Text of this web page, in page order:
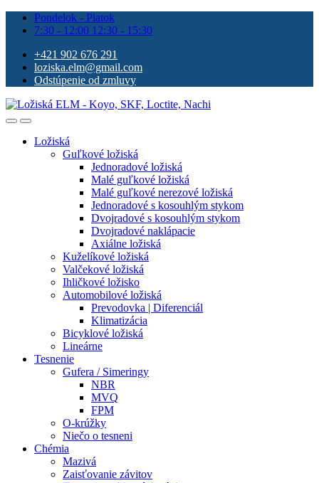
Pondelok - Piatok
7:30 - 12:00 12:30 - 15:30
+421 902 676 291
loziska.elm@gmail.com
Odstúpenie od zmluvy
Ložiská
Guľkové ložiská
Jednoradové ložiská
Malé guľkové ložiská
Malé guľkové nerezové ložiská
Jednoradové s kosouhlým stykom
Dvojradové s kosouhlým stykom
Dvojradové naklápacie
Axiálne ložiská
Kuželíkové ložiská
Valčekové ložiská
Ihličkové ložisko
Automobilové ložiská
Prevodovka | Diferenciál
Klimatizácia
Bicyklové ložiská
Lineárne
Tesnenie
Gufera / Simeringy
NBR
MVQ
FPM
O-krúžky
Niečo o tesneni
Chémia
Mazivá
Zaisťovanie závitov